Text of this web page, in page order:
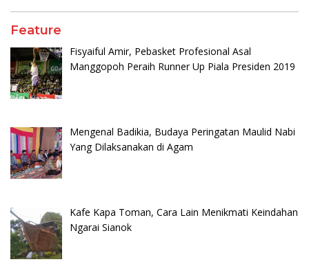
Feature
Fisyaiful Amir, Pebasket Profesional Asal
Manggopoh Peraih Runner Up Piala Presiden 2019
Mengenal Badikia, Budaya Peringatan Maulid Nabi
Yang Dilaksanakan di Agam
Kafe Kapa Toman, Cara Lain Menikmati Keindahan
Ngarai Sianok